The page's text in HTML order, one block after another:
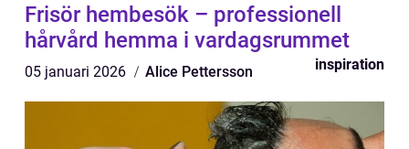
Frisör hembesök – professionell
hårvård hemma i vardagsrummet
05 januari 2026 Alice Pettersson inspiration